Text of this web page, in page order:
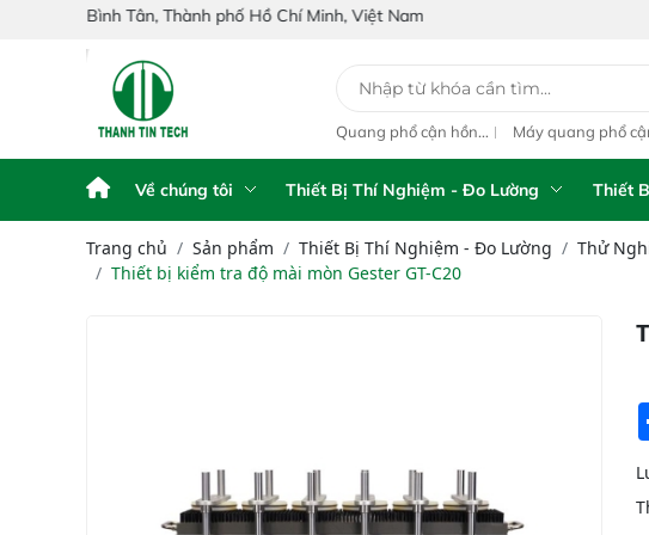
Tân, Thành phố Hồ Chí Minh, Việt Nam
Phân Tích Điện
Máy phân tích NIR
Quang phổ cận hồng
Máy quang phổ
NIR Analyzer
Về chúng tôi Thiết Bị Thí Nghiệm - Đo Lường Thiết
Trang chủ Sản phẩm Thiết Bị Thí Nghiệm - Đo Lường Thử
Thiết bị kiểm tra độ mài mòn Gester GT-C20